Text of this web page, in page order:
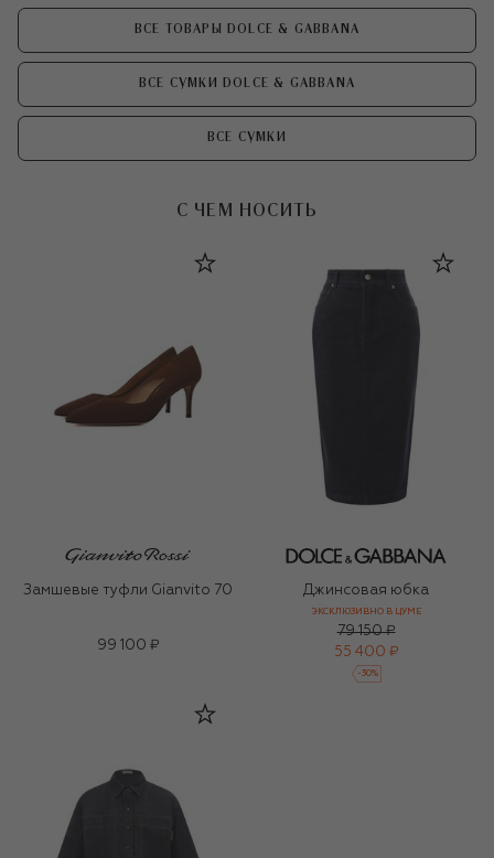
ВСЕ ТОВАРЫ DOLCE & GABBANA
ВСЕ СУМКИ DOLCE & GABBANA
ВСЕ СУМКИ
С ЧЕМ НОСИТЬ
Замшевые туфли Gianvito 70
99 100 ₽
Джинсовая юбка
ЭКСКЛЮЗИВНО В ЦУМЕ
79 150 ₽
55 400 ₽
-30%